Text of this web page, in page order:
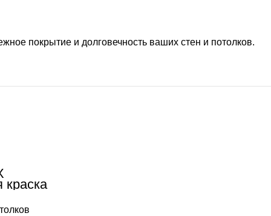
покрытие и долговечность ваших стен и потолков.
краска